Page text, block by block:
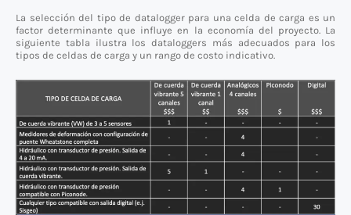
La selección del tipo de datalogger para una celda de carga es un
factor determinante que influye en la economía del proyecto. La
siguiente tabla ilustra los dataloggers más adecuados para los
tipos de celdas de carga y un rango de costo indicativo.